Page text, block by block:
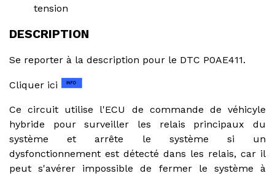
tension
DESCRIPTION
Se reporter à la description pour le DTC P0AE411.
Cliquer ici
Ce circuit utilise l'ECU de commande de véhicyle
hybride pour surveiller les relais principaux du
système et arrête le système si un
dysfonctionnement est détecté dans les relais, car il
peut s'avérer impossible de fermer le système à